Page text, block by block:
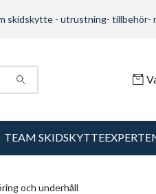
skidskytte - utrustning- tillbehör-
TEAM
och underhåll